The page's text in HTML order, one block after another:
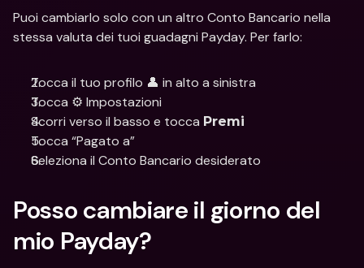
Puoi cambiarlo solo con un altro Conto Bancario nella
stessa valuta dei tuoi guadagni Payday. Per farlo:
Tocca il tuo profilo 👤 in alto a sinistra
Tocca ⚙️ Impostazioni
Scorri verso il basso e tocca Premi
Tocca “Pagato a”
Seleziona il Conto Bancario desiderato
Posso cambiare il giorno del
mio Payday?